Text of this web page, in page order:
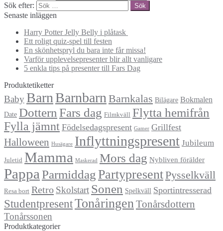
Sök efter:
Senaste inläggen
Harry Potter Jelly Belly i plåtask
Ett roligt quiz-spel till festen
En skönhetspryl du bara inte får missa!
Varför upplevelsepresenter blir allt vanligare
5 enkla tips på presenter till Fars Dag
Produktetiketter
Baby Barn Barnbarn Barnkalas Bilägare Bokmalen
Date Dottern Fars dag Filmkväll Flytta hemifrån
Fylla jämnt Födelsedagspresent Gamer Grillfest
Halloween Husägare Inflyttningspresent Jubileum
Juletid Mamma Maskerad Mors dag Nybliven förälder
Pappa ParmiddagPartypresentPysselkväll
Resa bort Retro Skolstart Sonen Spelkväll Sportintresserad
StudentpresentTonåringen Tonårsdottern
Tonårssonen
Produktkategorier